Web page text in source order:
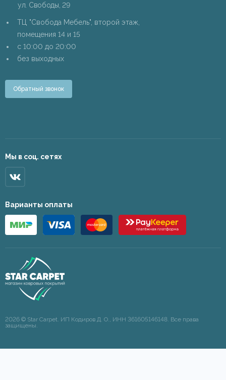
ул. Свободы, 29
ТЦ "Свобода Мебель", второй этаж,
помещения 14 и 15
c 10:00 до 20:00
без выходных
Обратный звонок
Мы в соц. сетях
Варианты оплаты
2026 © Star Carpet. ИП Кодиров Д. О., ИНН 361605146148. Все права
защищены.